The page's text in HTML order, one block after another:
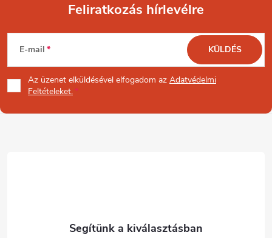
L
á
b
Feliratkozás hírlevélre
E-mail
Az üzenet elküldésével elfogadom az Adatvédelmi
Feltételeket.
KÜLDÉS